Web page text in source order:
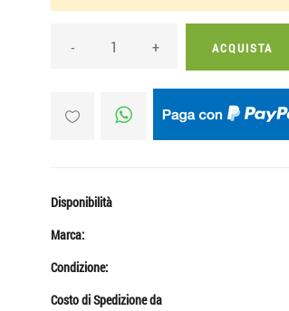
- + ACQUISTA
Disponibilità
Marca:
Condizione:
Costo di Spedizione da